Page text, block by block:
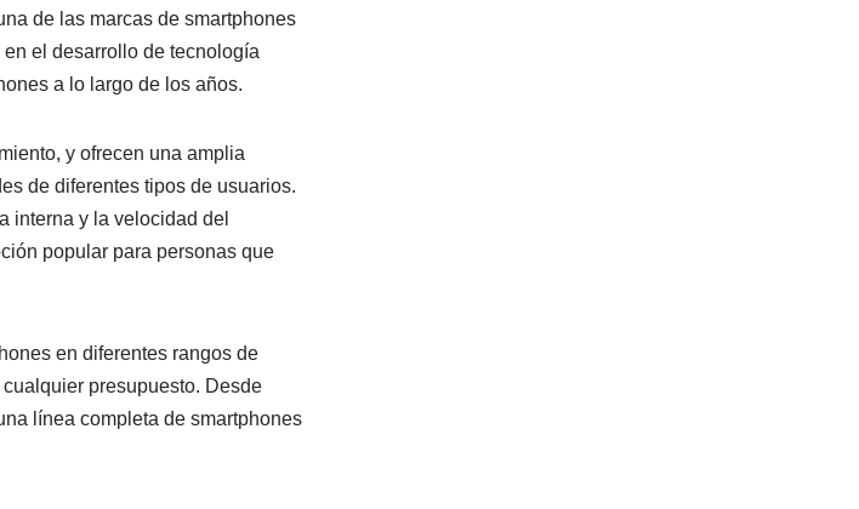
de las marcas de smartphones
el desarrollo de tecnología
a lo largo de los años.
y ofrecen una amplia
de diferentes tipos de usuarios.
interna y la velocidad del
popular para personas que
en diferentes rangos de
presupuesto. Desde
línea completa de smartphones